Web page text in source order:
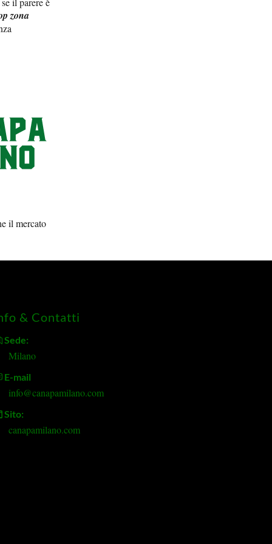
zona
il mercato
& Contatti
Sede:
Milano
E-mail
info@canapamilano.com
Sito:
canapamilano.com